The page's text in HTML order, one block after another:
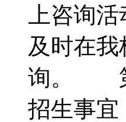
上咨询
及时在
询。 第
招生事宜